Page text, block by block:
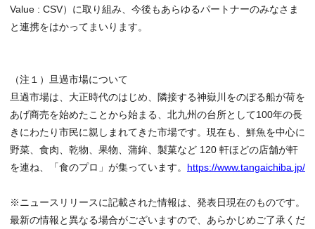
Value : CSV）に取り組み、今後もあらゆるパートナーのみなさま
と連携をはかってまいります。
（注１）旦過市場について
旦過市場は、大正時代のはじめ、隣接する神嶽川をのぼる船が荷を
あげ商売を始めたことから始まる、北九州の台所として100年の長
きにわたり市民に親しまれてきた市場です。現在も、鮮魚を中心に
野菜、食肉、乾物、果物、蒲鉾、製菓など 120 軒ほどの店舗が軒
を連ね、「食のプロ」が集っています。 https://www.tangaichiba.jp/
※ニュースリリースに記載された情報は、発表日現在のものです。
最新の情報と異なる場合がございますので、あらかじめご了承くだ